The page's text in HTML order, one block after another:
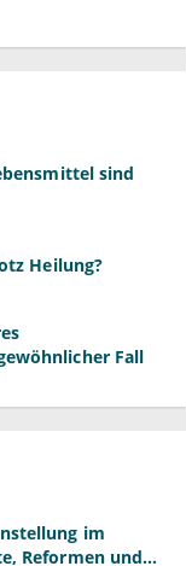
sind
Heilung?
Fall
im
Reformen und